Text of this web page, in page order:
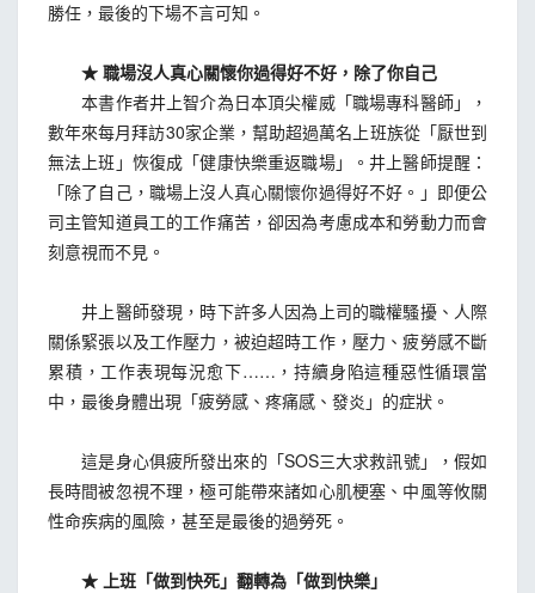
勝任，最後的下場不言可知。
★ 職場沒人真心關懷你過得好不好，除了你自己
本書作者井上智介為日本頂尖權威「職場專科醫師」，
數年來每月拜訪30家企業，幫助超過萬名上班族從「厭世到
無法上班」恢復成「健康快樂重返職場」。井上醫師提醒：
「除了自己，職場上沒人真心關懷你過得好不好。」即便公
司主管知道員工的工作痛苦，卻因為考慮成本和勞動力而會
刻意視而不見。
井上醫師發現，時下許多人因為上司的職權騷擾、人際
關係緊張以及工作壓力，被迫超時工作，壓力、疲勞感不斷
累積，工作表現每況愈下……，持續身陷這種惡性循環當
中，最後身體出現「疲勞感、疼痛感、發炎」的症狀。
這是身心俱疲所發出來的「SOS三大求救訊號」，假如
長時間被忽視不理，極可能帶來諸如心肌梗塞、中風等攸關
性命疾病的風險，甚至是最後的過勞死。
★ 上班「做到快死」翻轉為「做到快樂」